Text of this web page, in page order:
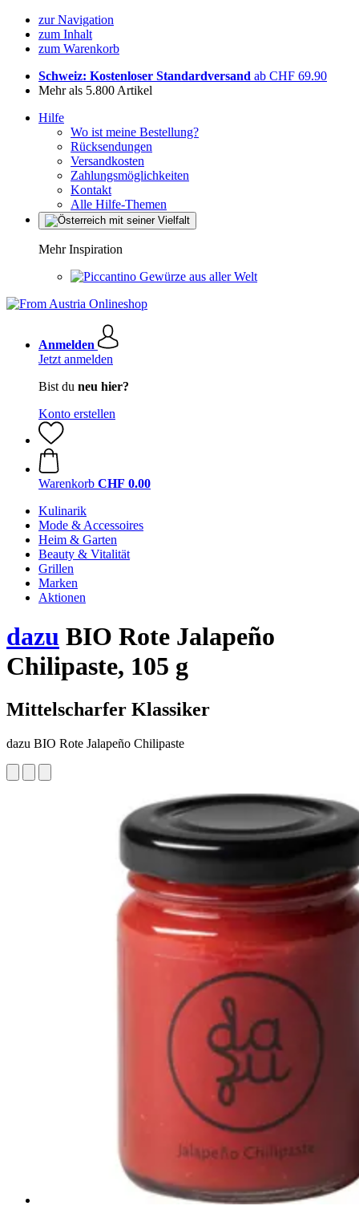
zur Navigation
zum Inhalt
zum Warenkorb
Schweiz: Kostenloser Standardversand ab CHF 69.90
Mehr als 5.800 Artikel
Hilfe
Wo ist meine Bestellung?
Rücksendungen
Versandkosten
Zahlungsmöglichkeiten
Kontakt
Alle Hilfe-Themen
Mehr Inspiration
Gewürze aus aller Welt
Anmelden
Jetzt anmelden
Bist du neu hier?
Konto erstellen
Warenkorb CHF 0.00
Kulinarik
Mode & Accessoires
Heim & Garten
Beauty & Vitalität
Grillen
Marken
Aktionen
dazu BIO Rote Jalapeño
Chilipaste, 105 g
Mittelscharfer Klassiker
dazu BIO Rote Jalapeño Chilipaste